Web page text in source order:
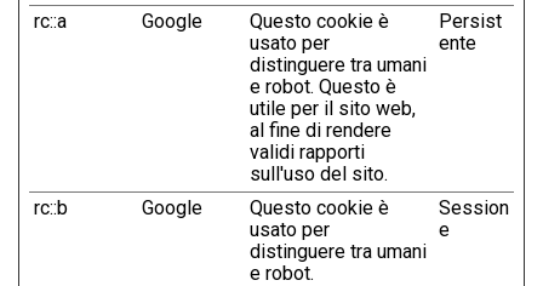
rc::a Google
Questo cookie è
usato per
distinguere tra umani
e robot. Questo è
utile per il sito web,
al fine di rendere
validi rapporti
sull'uso del sito.
Persist
ente
rc::b Google
Questo cookie è
usato per
distinguere tra umani
e robot.
Session
e